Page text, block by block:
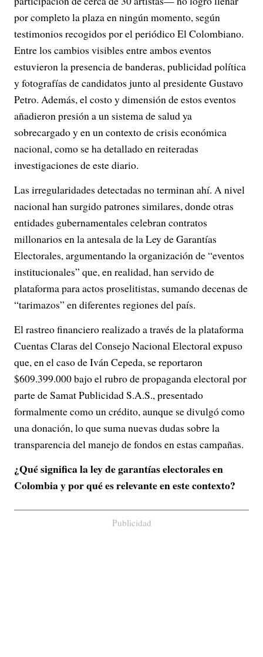
y
V
i
d
e
o
por completo la plaza en ningún momento, según
testimonios recogidos por el periódico El Colombiano.
Entre los cambios visibles entre ambos eventos
estuvieron la presencia de banderas, publicidad política
y fotografías de candidatos junto al presidente Gustavo
Petro. Además, el costo y dimensión de estos eventos
añadieron presión a un sistema de salud ya
sobrecargado y en un contexto de crisis económica
nacional, como se ha detallado en reiteradas
investigaciones de este diario.
Las irregularidades detectadas no terminan ahí. A nivel
nacional han surgido patrones similares, donde otras
entidades gubernamentales celebran contratos
millonarios en la antesala de la Ley de Garantías
Electorales, argumentando la organización de “eventos
institucionales” que, en realidad, han servido de
plataforma para actos proselitistas, sumando decenas de
“tarimazos” en diferentes regiones del país.
El rastreo financiero realizado a través de la plataforma
Cuentas Claras del Consejo Nacional Electoral expuso
que, en el caso de Iván Cepeda, se reportaron
$609.399.000 bajo el rubro de propaganda electoral por
parte de Samat Publicidad S.A.S., presentado
formalmente como un crédito, aunque se divulgó como
una donación, lo que suma nuevas dudas sobre la
transparencia del manejo de fondos en estas campañas.
¿Qué significa la ley de garantías electorales en
Colombia y por qué es relevante en este contexto?
Publicidad